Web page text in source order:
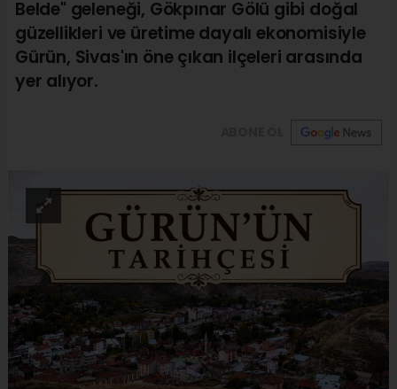
Belde" geleneği, Gökpınar Gölü gibi doğal
güzellikleri ve üretime dayalı ekonomisiyle
Gürün, Sivas'ın öne çıkan ilçeleri arasında
yer alıyor.